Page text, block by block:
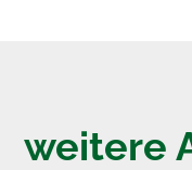
weitere